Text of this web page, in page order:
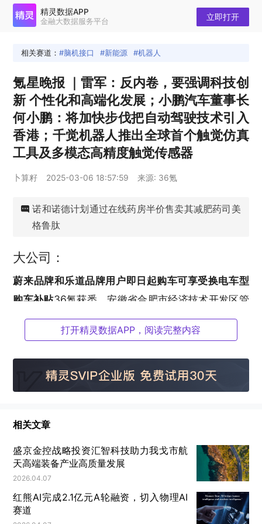
相关赛道： 脑机接口 新能源 机器人
氪星晚报 ｜雷军：反内卷，要强调科技创
新 个性化和高端化发展；小鹏汽车董事长
何小鹏：将加快步伐把自动驾驶技术引入
香港；千觉机器人推出全球首个触觉仿真
工具及多模态高精度触觉传感器
卜算籽 2025-03-06 18:57:59 来源: 36氪
诺和诺德计划通过在线药房半价售卖其减肥药司美
格鲁肽
大公司：
蔚来品牌和乐道品牌用户即日起购车可享受换电车型
购车补贴36氪获悉，安徽省合肥市经济技术开发区管
理委员会发布《关于支持新能源汽车换电模式应用试
点工作发展方案（讨论稿）》。合肥市经济技术开发
专项奖补。蔚来公司推出换电车型专享补贴，3月6日
至3月31日开票购买蔚来全系及乐道车型，将享受专
下车型补贴金额为2000元/台；官方指导价（含选
装）25万元-40万元车型，补贴金额为6000元/台；
官方指导价（含选装）40万及以上车型可享补贴金额
腾讯云携手阿联酋国民级应用Smiles，打造中东数字
打开精灵数据APP，阅读完整内容
相关文章
盛京金控战略投资汇智科技助力我戈市航
天高端装备产业高质量发展
2026.04.07
红熊AI完成2.1亿元A轮融资，切入物理AI
赛道
精灵数据APP
金融大数据服务平台 立即打开